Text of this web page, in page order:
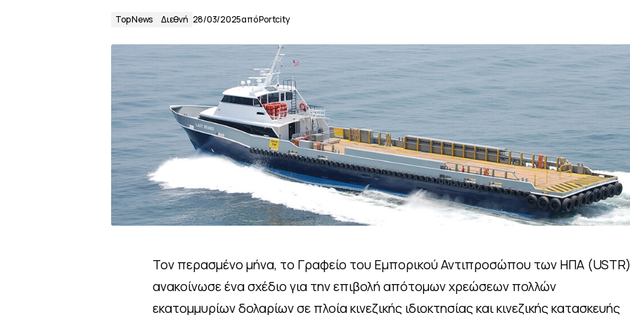
Top News Διεθνή 28/03/2025απόPortcity
Τον περασμένο μήνα, το Γραφείο του Εμπορικού Αντιπροσώπου των ΗΠΑ
ανακοίνωσε ένα σχέδιο για την επιβολή απότομων χρεώσεων πολλών
εκατομμυρίων δολαρίων σε πλοία κινεζικής ιδιοκτησίας και κινεζικής κατασκευής